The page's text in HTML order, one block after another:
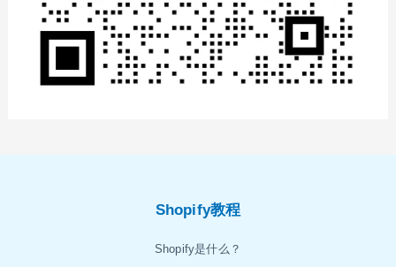
Shopify教程
Shopify是什么？